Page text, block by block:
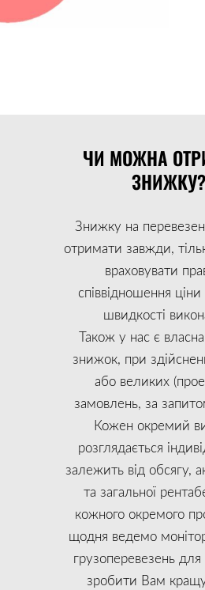
ЧИ МОЖНА
ЗНИЖКУ?
Знижку на
отримати завжди,
враховувати
співвідношення
швидкості
Також у нас є
знижок, при
або великих
замовлень, за
Кожен окремий
розглядається
залежить від обсягу,
та загальної
кожного окремого
щодня ведемо
грузоперевезень
зробити Вам